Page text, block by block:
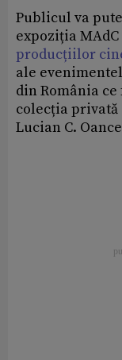
Publicul va
expoziția MAdC
producțiilor
ale
din România
colecția
Lucian C.